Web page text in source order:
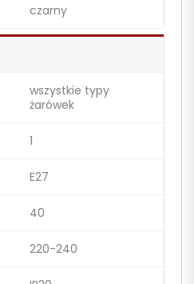
czarny
wszystkie typy
żarówek
1
E27
40
220-240